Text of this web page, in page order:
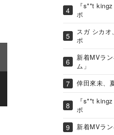
『s**t
ポ
スガ シカ
ポ
新着MVラ
ム」
倖田來未、
『s**t
ポ
新着MVラ